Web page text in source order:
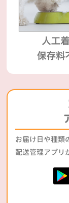
お届け日や種類
配送管理アプリ